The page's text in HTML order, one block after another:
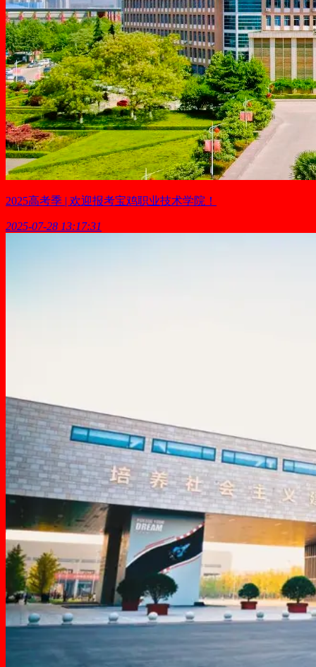
2025高考季 | 欢迎报考宝鸡职业技术学院！
2025-07-28 13:17:31